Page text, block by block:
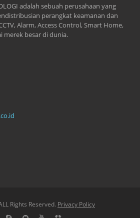
adalah sebuah perusahaan yang
perangkat keamanan dan
Alarm, Access Control, Smart Home,
merek besar di dunia.
Rights Reserved. Privacy Policy